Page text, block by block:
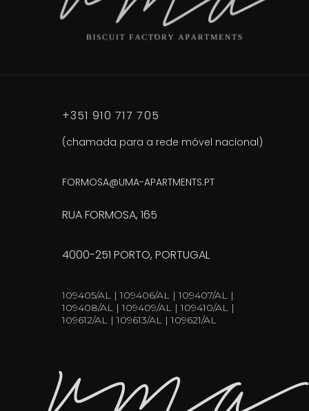
+351 910 717 705
(chamada para a rede móvel nacional)
FORMOSA@UMA-APARTMENTS.PT
RUA FORMOSA, 165
4000-251 PORTO, PORTUGAL
109405/AL | 109406/AL | 109407/AL |
109408/AL | 109409/AL | 109410/AL |
109612/AL | 109613/AL | 109621/AL